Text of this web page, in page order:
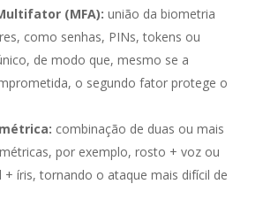
(MFA): união da biometria
como senhas, PINs, tokens ou
de modo que, mesmo se a
o segundo fator protege o
combinação de duas ou mais
por exemplo, rosto + voz ou
+ íris, tornando o ataque mais difícil de